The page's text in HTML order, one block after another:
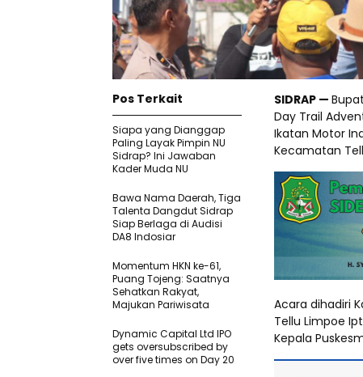
SIDRAP —
Day Trail
Ikatan Motor
Kecamatan
Acara dihadiri
Tellu Limpoe
Kepala
Pos Terkait
Siapa yang Dianggap
Paling Layak Pimpin NU
Sidrap? Ini Jawaban
Kader Muda NU
Bawa Nama Daerah, Tiga
Talenta Dangdut Sidrap
Siap Berlaga di Audisi
DA8 Indosiar
Momentum HKN ke-61,
Puang Tojeng: Saatnya
Sehatkan Rakyat,
Majukan Pariwisata
Dynamic Capital Ltd IPO
gets oversubscribed by
over five times on Day 20